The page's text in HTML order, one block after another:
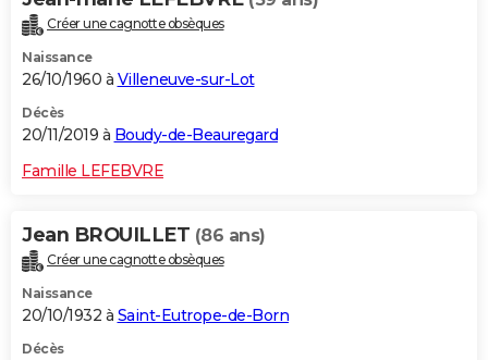
Créer une cagnotte obsèques
Naissance
26/10/1960 à Villeneuve-sur-Lot
Décès
20/11/2019 à Boudy-de-Beauregard
Famille LEFEBVRE
Jean BROUILLET (86 ans)
Créer une cagnotte obsèques
Naissance
20/10/1932 à Saint-Eutrope-de-Born
Décès